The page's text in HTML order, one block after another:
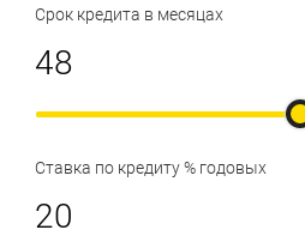
Срок кредита в месяцах
Ставка по кредиту % годовых